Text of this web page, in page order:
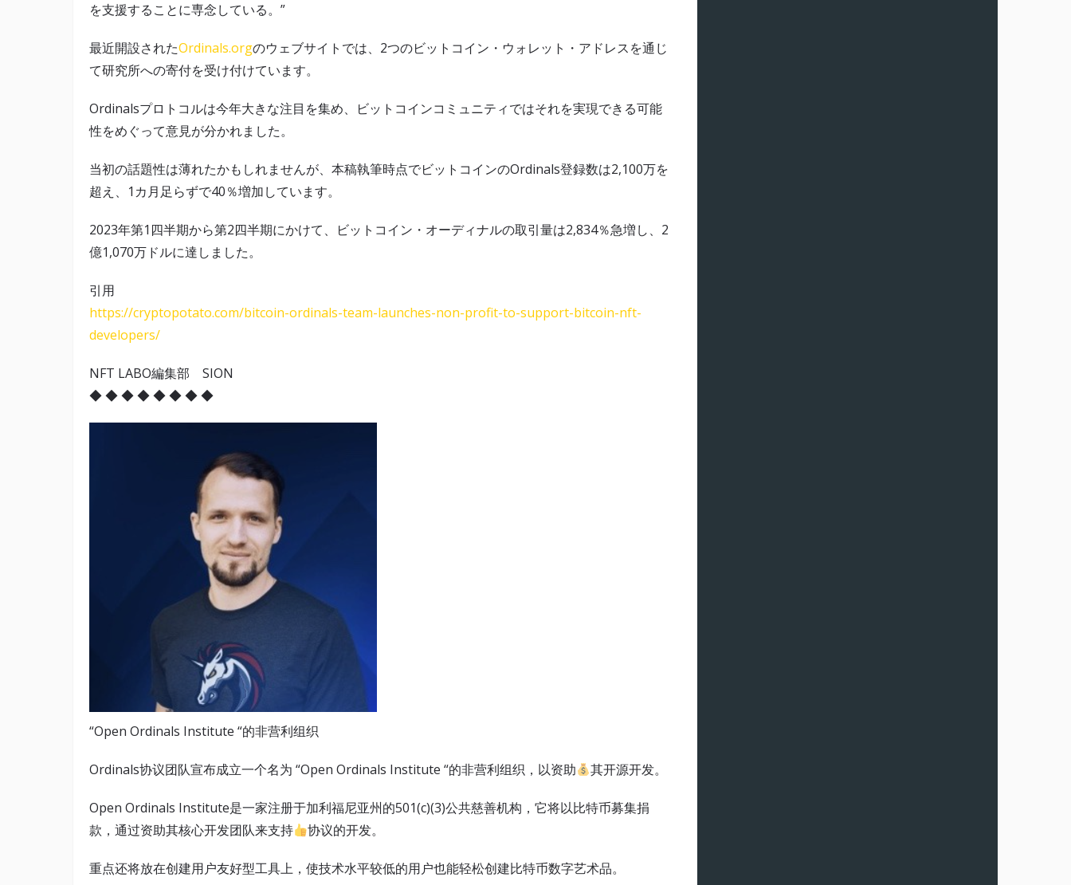
を支援することに専念している。”
最近開設されたOrdinals.orgのウェブサイトでは、2つのビットコイン・ウォレット・アドレスを通じ
て研究所への寄付を受け付けています。
Ordinalsプロトコルは今年大きな注目を集め、ビットコインコミュニティではそれを実現できる可能
性をめぐって意見が分かれました。
当初の話題性は薄れたかもしれませんが、本稿執筆時点でビットコインのOrdinals登録数は2,100万を
超え、1カ月足らずで40％増加しています。
2023年第1四半期から第2四半期にかけて、ビットコイン・オーディナルの取引量は2,834％急増し、2
億1,070万ドルに達しました。
引用
https://cryptopotato.com/bitcoin-ordinals-team-launches-non-profit-to-support-bitcoin-nft-
developers/
NFT LABO編集部 SION
◆ ◆ ◆ ◆ ◆ ◆ ◆ ◆
“Open Ordinals Institute “的非营利组织
Ordinals协议团队宣布成立一个名为 “Open Ordinals Institute “的非营利组织，以资助 其开源开发。
Open Ordinals Institute是一家注册于加利福尼亚州的501(c)(3)公共慈善机构，它将以比特币募集捐
款，通过资助其核心开发团队来支持
协议的开发。
重点还将放在创建用户友好型工具上，使技术水平较低的用户也能轻松创建比特币数字艺术品。